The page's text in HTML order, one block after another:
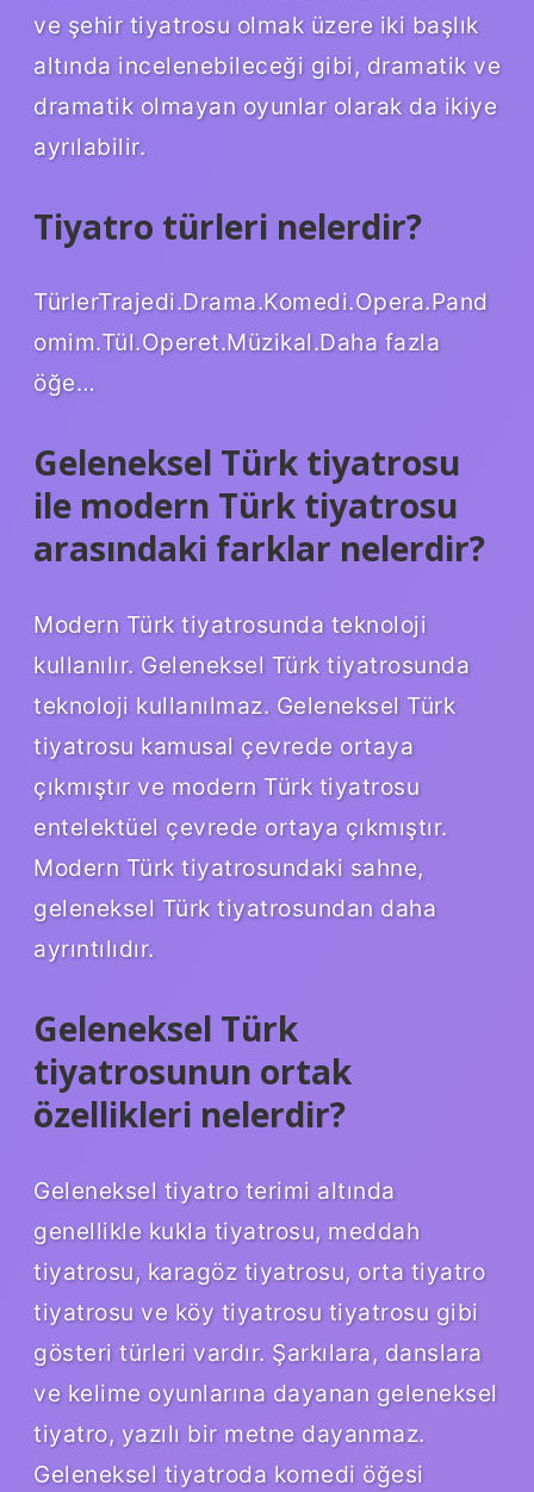
ve şehir tiyatrosu olmak üzere iki başlık
altında incelenebileceği gibi, dramatik ve
dramatik olmayan oyunlar olarak da ikiye
ayrılabilir.
Tiyatro türleri nelerdir?
TürlerTrajedi.Drama.Komedi.Opera.Pand
omim.Tül.Operet.Müzikal.Daha fazla
öğe…
Geleneksel Türk tiyatrosu
ile modern Türk tiyatrosu
arasındaki farklar nelerdir?
Modern Türk tiyatrosunda teknoloji
kullanılır. Geleneksel Türk tiyatrosunda
teknoloji kullanılmaz. Geleneksel Türk
tiyatrosu kamusal çevrede ortaya
çıkmıştır ve modern Türk tiyatrosu
entelektüel çevrede ortaya çıkmıştır.
Modern Türk tiyatrosundaki sahne,
geleneksel Türk tiyatrosundan daha
ayrıntılıdır.
Geleneksel Türk
tiyatrosunun ortak
özellikleri nelerdir?
Geleneksel tiyatro terimi altında
genellikle kukla tiyatrosu, meddah
tiyatrosu, karagöz tiyatrosu, orta tiyatro
tiyatrosu ve köy tiyatrosu tiyatrosu gibi
gösteri türleri vardır. Şarkılara, danslara
ve kelime oyunlarına dayanan geleneksel
tiyatro, yazılı bir metne dayanmaz.
Geleneksel tiyatroda komedi öğesi